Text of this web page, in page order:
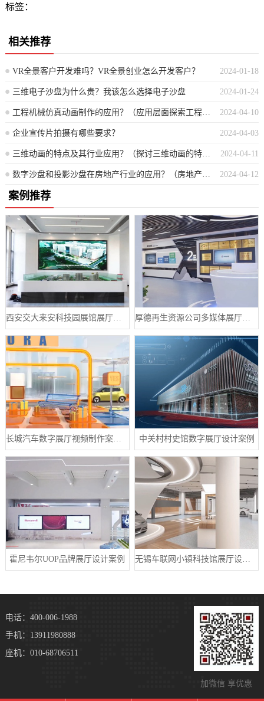
标签：
相关推荐
2024-01-18
VR全景客户开发难吗？VR全景创业怎么开发客户？
2024-01-24
三维电子沙盘为什么贵？我该怎么选择电子沙盘
2024-04-10
工程机械仿真动画制作的应用？（应用层面探索工程机械模拟动画的制作技术）
2024-04-03
企业宣传片拍摄有哪些要求？
2024-04-11
三维动画的特点及其行业应用？（探讨三维动画的特性和在各行业的实践运用）
2024-04-12
案例推荐
西安交大来安科技园展馆展厅案例 厚德再生资源公司多媒体展厅设计案例
长城汽车数字展厅视频制作案例分享 中关村村史馆数字展厅设计案例
霍尼韦尔UOP品牌展厅设计案例 无锡车联网小镇科技馆展厅设计案例
加微信 享优惠
电话：400-006-1988
手机：13911980888
座机：010-68706511